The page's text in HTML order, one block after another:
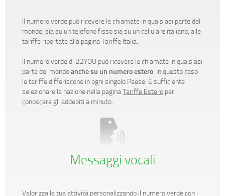
Il numero verde può ricevere le chiamate in qualsiasi parte del
mondo, sia su un telefono fisso sia su un cellulare italiano, alle
tariffe riportate alla pagina Tariffe Italia.
Il numero verde di B2YOU può ricevere le chiamate in qualsiasi
parte del mondoanche su un numero estero. In questo caso
le tariffe differiscono in ogni singolo Paese. È sufficiente
selezionare la nazione nella paginaTariffe Estero per
conoscere gli addebiti a minuto.
Messaggi vocali
Valorizza la tua attività personalizzando il numero verde con i